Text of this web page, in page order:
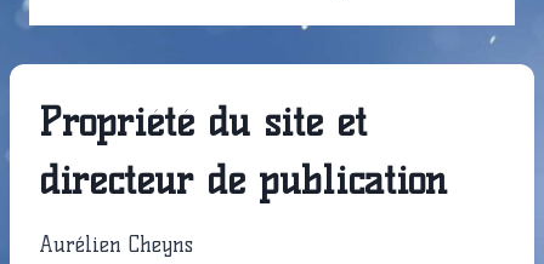
Propriété du site et
directeur de publication
Aurélien Cheyns